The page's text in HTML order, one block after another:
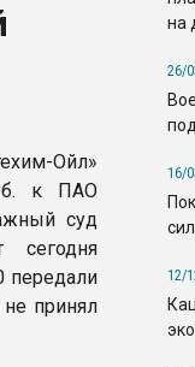
Ойл»
к ПАО
суд
сегодня
принял
на
26/
16/
12/